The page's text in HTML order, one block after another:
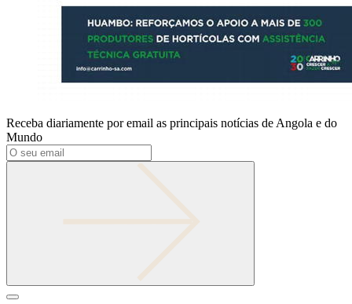
Receba diariamente por email as principais notícias de Angola e do
Mundo